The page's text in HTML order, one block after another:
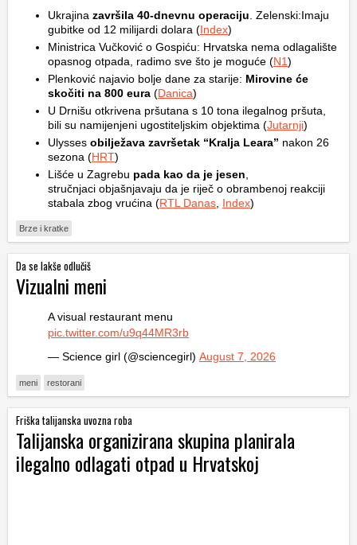
Ukrajina završila 40-dnevnu operaciju . Zelenski:Imaju
gubitke od 12 milijardi dolara (Index)
Ministrica Vučković o Gospiću: Hrvatska nema odlagalište
opasnog otpada, radimo sve što je moguće (N1)
Plenković najavio bolje dane za starije: Mirovine će
skočiti na 800 eura (Danica)
U Drnišu otkrivena pršutana s 10 tona ilegalnog pršuta,
bili su namijenjeni ugostiteljskim objektima (Jutarnji)
Ulysses obilježava završetak “Kralja Leara” nakon 26
sezona (HRT)
Lišće u Zagrebu pada kao da je jesen
stručnjaci objašnjavaju da je riječ o obrambenoj reakciji
stabala zbog vrućina (RTL Danas Index)
Brze i kratke
Da se lakše odlučiš
Vizualni meni
A visual restaurant menu
pic.twitter.com/u9q44MR3rb
— Science girl (@sciencegirl) August 7, 2026
meni restorani
Friška talijanska uvozna roba
Talijanska organizirana skupina planirala
ilegalno odlagati otpad u Hrvatskoj